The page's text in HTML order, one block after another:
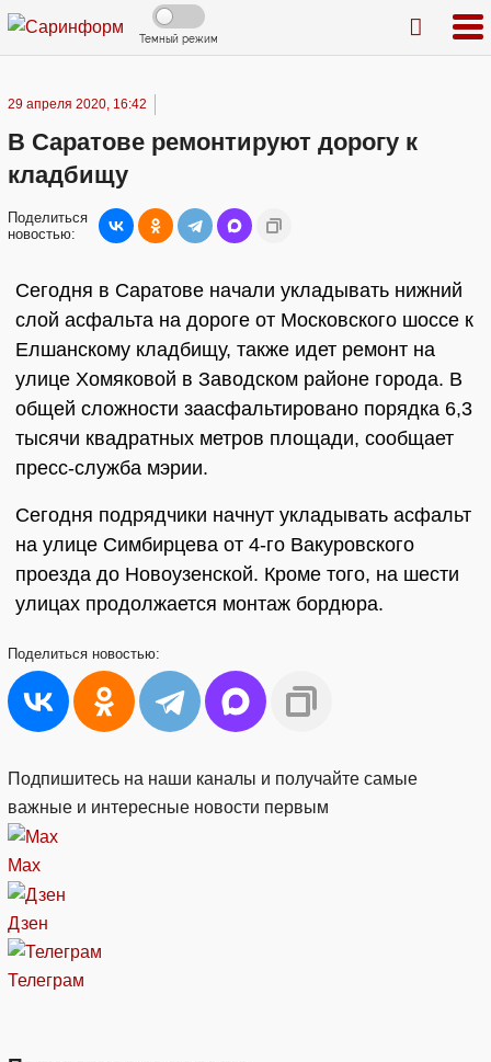
Темный режим
29 апреля 2020, 16:42
В Саратове ремонтируют дорогу к
кладбищу
Поделиться
новостью:
Сегодня в Саратове начали укладывать нижний
слой асфальта на дороге от Московского шоссе к
Елшанскому кладбищу, также идет ремонт на
улице Хомяковой в Заводском районе города. В
общей сложности заасфальтировано порядка 6,3
тысячи квадратных метров площади, сообщает
пресс-служба мэрии.
Сегодня подрядчики начнут укладывать асфальт
на улице Симбирцева от 4-го Вакуровского
проезда до Новоузенской. Кроме того, на шести
улицах продолжается монтаж бордюра.
Поделиться новостью:
Подпишитесь на наши каналы и получайте самые
важные и интересные новости первым
Max
Дзен
Телеграм